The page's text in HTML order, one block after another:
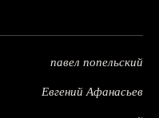
павел попельский
Евгений Афанасьев